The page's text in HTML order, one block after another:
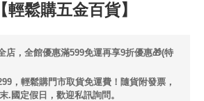
輕鬆購五金百貨】
店，全館優惠滿599免運再享9折優惠🎁(特
，輕鬆購門市取貨免運費！隨貨附發票，
.國定假日，歡迎私訊詢問。